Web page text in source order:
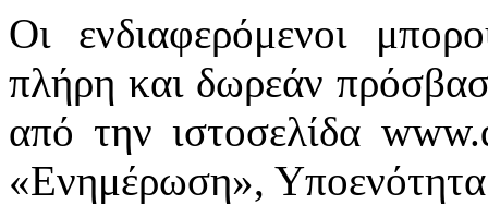
Οι ενδιαφερόμενοι
πλήρη και δωρεάν
από την ιστοσελίδα
«Ενημέρωση», Υποενότητα